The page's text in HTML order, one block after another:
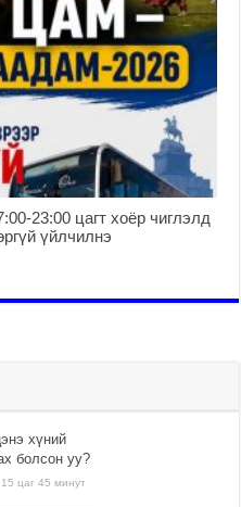
23:00 цагт хоёр чиглэлд
үйлчилнэ
хүний
болсон уу?
цаг 45 минут